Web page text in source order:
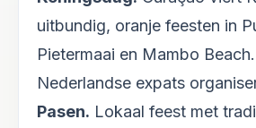
uitbundig, oranje feesten in
Pietermaai en Mambo
Nederlandse expats
Pasen. Lokaal feest met